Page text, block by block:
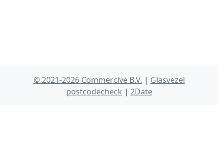
© 2021-2026 Commercive B.V. | Glasvezel
postcodecheck | 2Date